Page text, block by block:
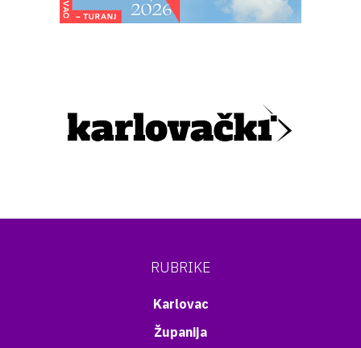
RUBRIKE
Karlovac
Županija